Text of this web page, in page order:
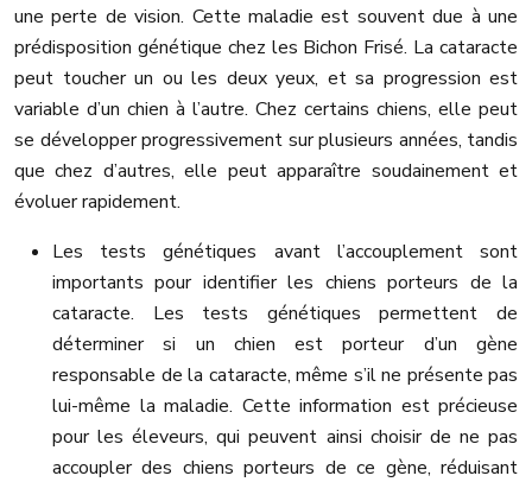
une perte de vision. Cette maladie est souvent due à une
prédisposition génétique chez les Bichon Frisé. La cataracte
peut toucher un ou les deux yeux, et sa progression est
variable d’un chien à l’autre. Chez certains chiens, elle peut
se développer progressivement sur plusieurs années, tandis
que chez d’autres, elle peut apparaître soudainement et
évoluer rapidement.
Les tests génétiques avant l’accouplement sont
importants pour identifier les chiens porteurs de la
cataracte. Les tests génétiques permettent de
déterminer si un chien est porteur d’un gène
responsable de la cataracte, même s’il ne présente pas
lui-même la maladie. Cette information est précieuse
pour les éleveurs, qui peuvent ainsi choisir de ne pas
accoupler des chiens porteurs de ce gène, réduisant